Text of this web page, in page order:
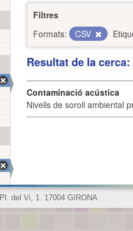
Filtres
Formats:
CSV
Resultat de la
Contaminació acústica
Nivells de soroll ambiental
Pl. del Vi, 1. 17004 GIRONA